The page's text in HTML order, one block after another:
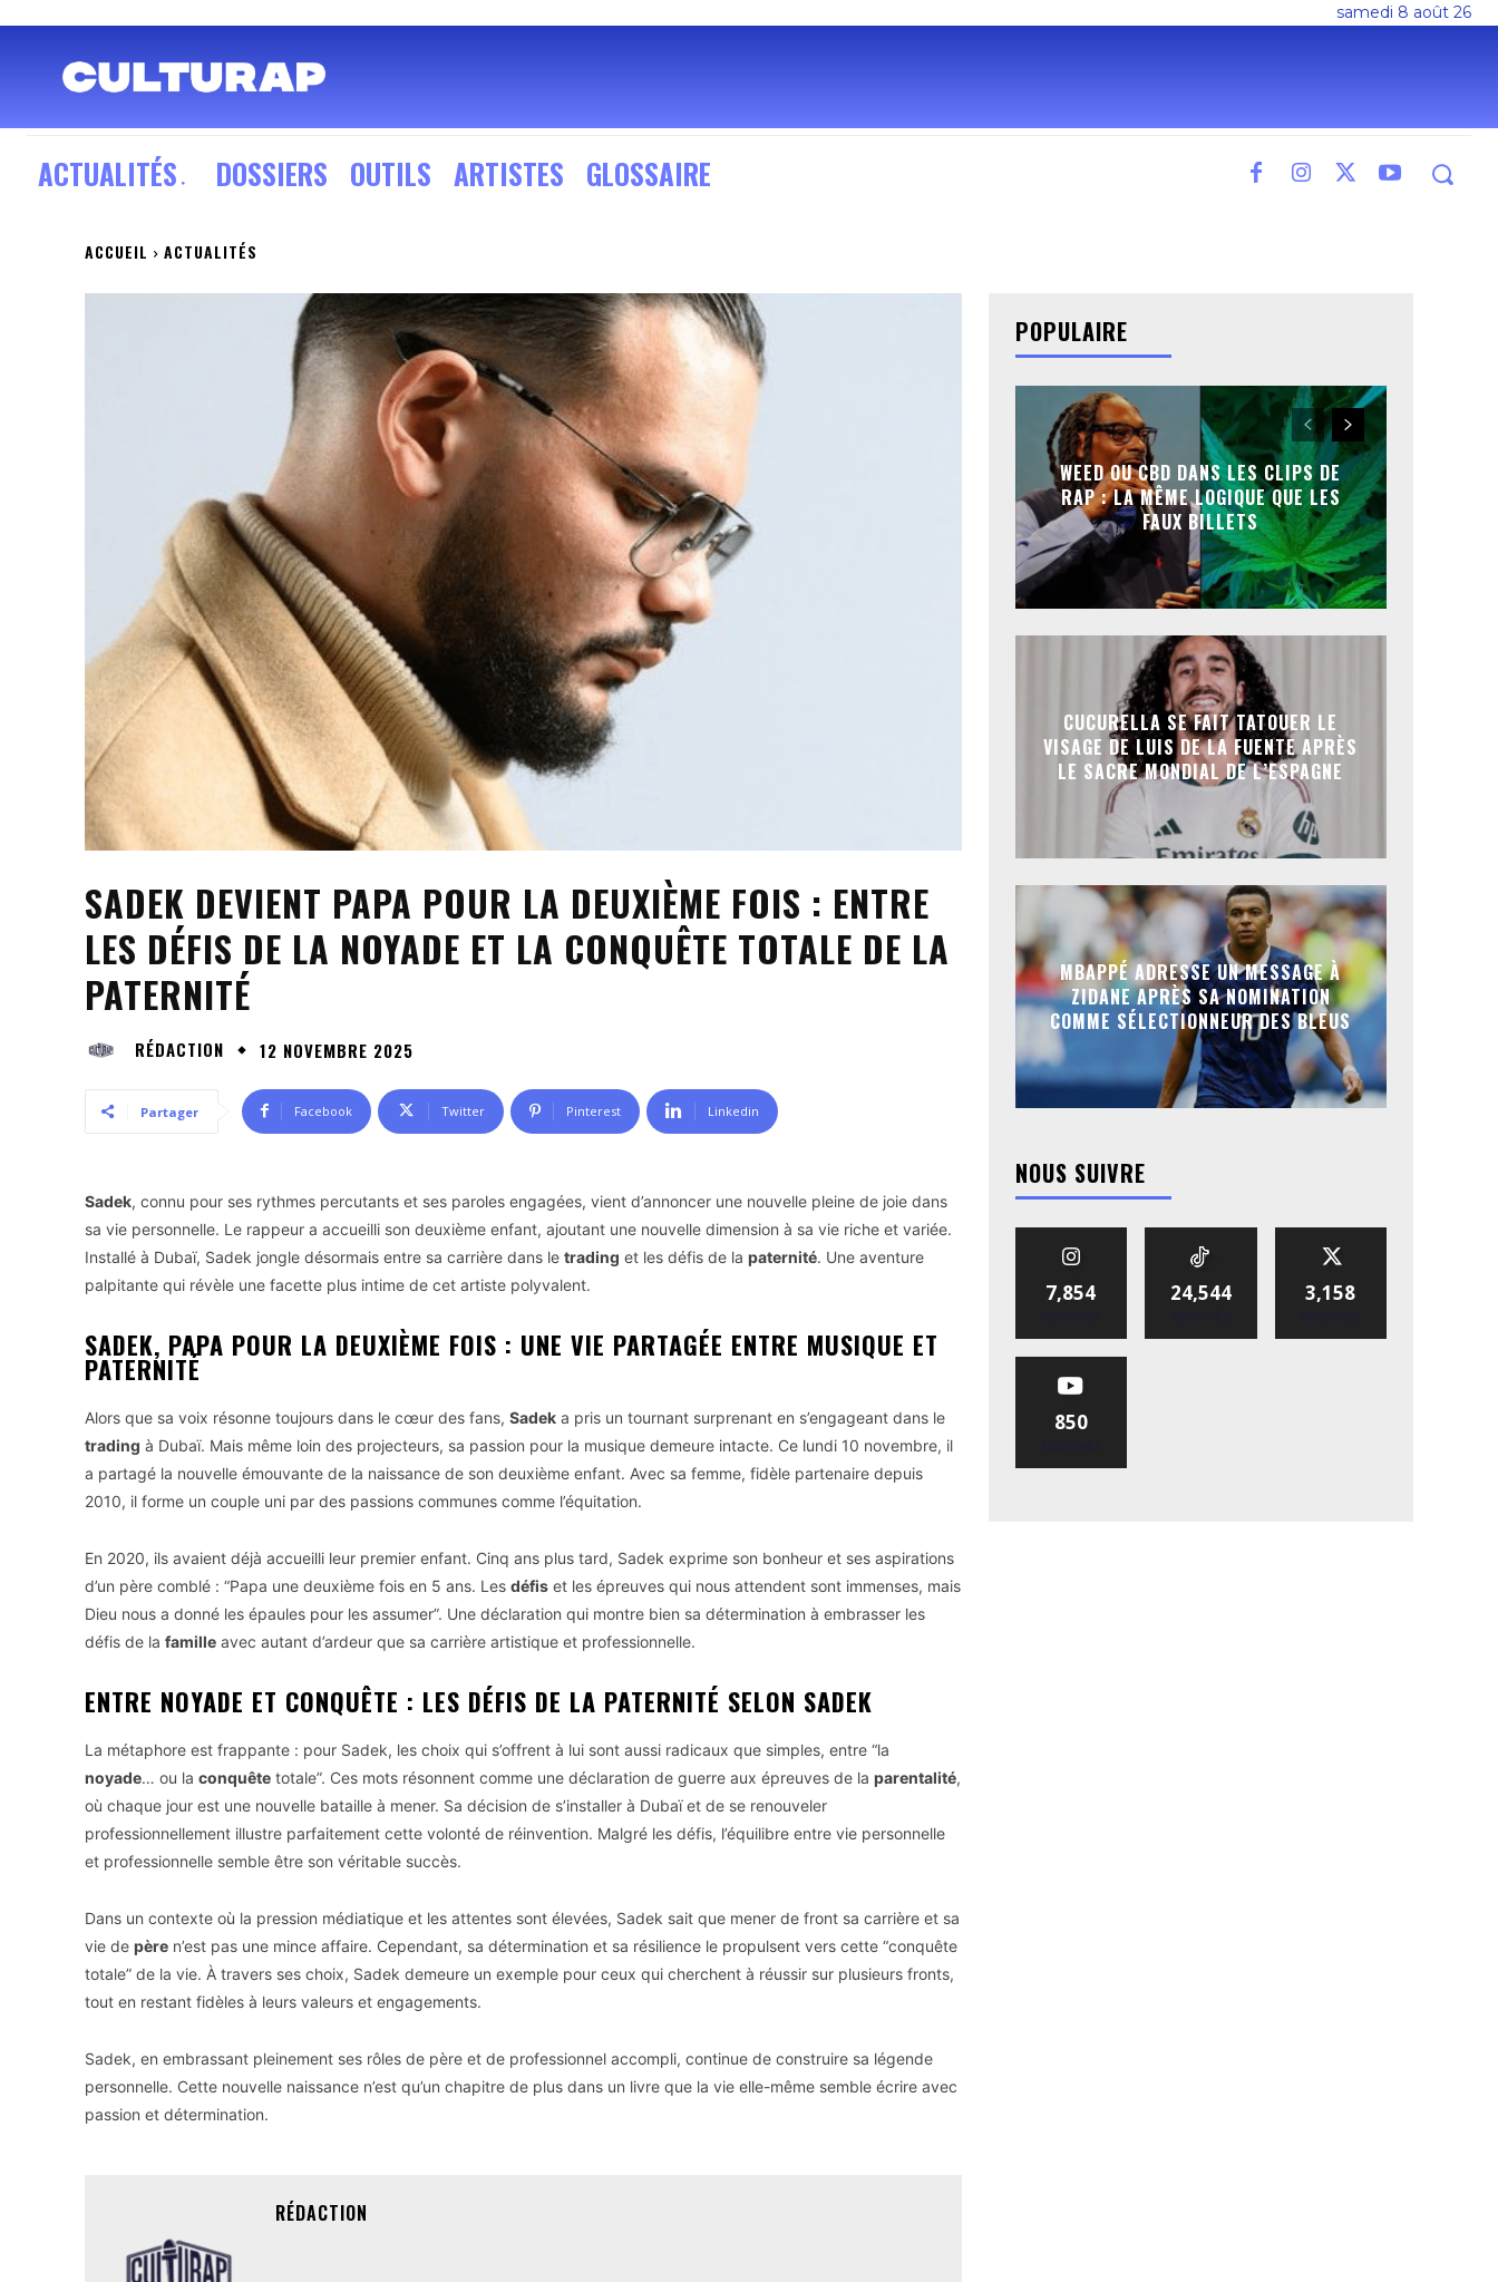
samedi 8 août 26
ACTUALITÉS DOSSIERS OUTILS ARTISTES GLOSSAIRE
ACCUEIL ACTUALITÉS
SADEK DEVIENT PAPA POUR LA DEUXIÈME FOIS : ENTRE
LES DÉFIS DE LA NOYADE ET LA CONQUÊTE TOTALE DE LA
PATERNITÉ
RÉDACTION 12 NOVEMBRE 2025
Partager Facebook Twitter Pinterest Linkedin
Sadek, connu pour ses rythmes percutants et ses paroles engagées, vient d’annoncer une nouvelle pleine de joie dans
sa vie personnelle. Le rappeur a accueilli son deuxième enfant, ajoutant une nouvelle dimension à sa vie riche et variée.
Installé à Dubaï, Sadek jongle désormais entre sa carrière dans le trading et les défis de la paternité. Une aventure
palpitante qui révèle une facette plus intime de cet artiste polyvalent.
SADEK, PAPA POUR LA DEUXIÈME FOIS : UNE VIE PARTAGÉE ENTRE MUSIQUE ET
PATERNITÉ
Alors que sa voix résonne toujours dans le cœur des fans, Sadek a pris un tournant surprenant en s’engageant dans le
trading à Dubaï. Mais même loin des projecteurs, sa passion pour la musique demeure intacte. Ce lundi 10 novembre, il
a partagé la nouvelle émouvante de la naissance de son deuxième enfant. Avec sa femme, fidèle partenaire depuis
2010, il forme un couple uni par des passions communes comme l’équitation.
En 2020, ils avaient déjà accueilli leur premier enfant. Cinq ans plus tard, Sadek exprime son bonheur et ses aspirations
d’un père comblé : “Papa une deuxième fois en 5 ans. Les défis et les épreuves qui nous attendent sont immenses, mais
Dieu nous a donné les épaules pour les assumer”. Une déclaration qui montre bien sa détermination à embrasser les
défis de la famille avec autant d’ardeur que sa carrière artistique et professionnelle.
ENTRE NOYADE ET CONQUÊTE : LES DÉFIS DE LA PATERNITÉ SELON SADEK
La métaphore est frappante : pour Sadek, les choix qui s’offrent à lui sont aussi radicaux que simples, entre “la
noyade… ou la conquête totale”. Ces mots résonnent comme une déclaration de guerre aux épreuves de la parentalité,
où chaque jour est une nouvelle bataille à mener. Sa décision de s’installer à Dubaï et de se renouveler
professionnellement illustre parfaitement cette volonté de réinvention. Malgré les défis, l’équilibre entre vie personnelle
et professionnelle semble être son véritable succès.
Dans un contexte où la pression médiatique et les attentes sont élevées, Sadek sait que mener de front sa carrière et sa
vie de père n’est pas une mince affaire. Cependant, sa détermination et sa résilience le propulsent vers cette “conquête
totale” de la vie. À travers ses choix, Sadek demeure un exemple pour ceux qui cherchent à réussir sur plusieurs fronts,
tout en restant fidèles à leurs valeurs et engagements.
Sadek, en embrassant pleinement ses rôles de père et de professionnel accompli, continue de construire sa légende
personnelle. Cette nouvelle naissance n’est qu’un chapitre de plus dans un livre que la vie elle-même semble écrire avec
passion et détermination.
RÉDACTION
POPULAIRE
WEED OU CBD DANS LES CLIPS DE
RAP : LA MÊME LOGIQUE QUE LES
FAUX BILLETS
CUCURELLA SE FAIT TATOUER LE
VISAGE DE LUIS DE LA FUENTE APRÈS
LE SACRE MONDIAL DE L’ESPAGNE
MBAPPÉ ADRESSE UN MESSAGE À
ZIDANE APRÈS SA NOMINATION
COMME SÉLECTIONNEUR DES BLEUS
NOUS SUIVRE
7,854
Abonnés
24,544
Abonnés
3,158
Abonnés
850
Abonnés